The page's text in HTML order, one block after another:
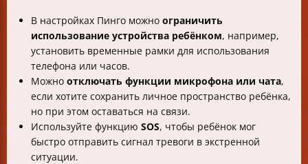
В настройках Пинго можно ограничить
использование устройства ребёнком, например,
установить временные рамки для использования
телефона или часов.
Можно отключать функции микрофона или чата,
если хотите сохранить личное пространство ребёнка,
но при этом оставаться на связи.
Используйте функцию SOS, чтобы ребёнок мог
быстро отправить сигнал тревоги в экстренной
ситуации.